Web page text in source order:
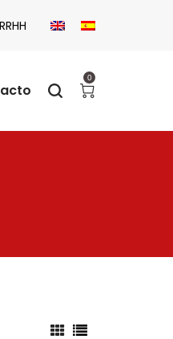
RRHH
0